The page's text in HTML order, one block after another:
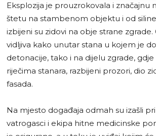
Eksplozija je prouzrokovala i značajnu
štetu na stambenom objektu i od
izbijeni su zidovi na obje strane zgrade.
vidljiva kako unutar stana u kojem je
detonacije, tako i na dijelu zgrade,
riječima stanara, razbijeni prozori, dio
fasada.
Na mjesto događaja odmah su izašli
vatrogasci i ekipa hitne medicinske